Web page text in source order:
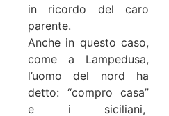
in ricordo del caro
parente.
Anche in questo caso,
come a Lampedusa,
l’uomo del nord ha
detto: “compro casa”
e i siciliani,